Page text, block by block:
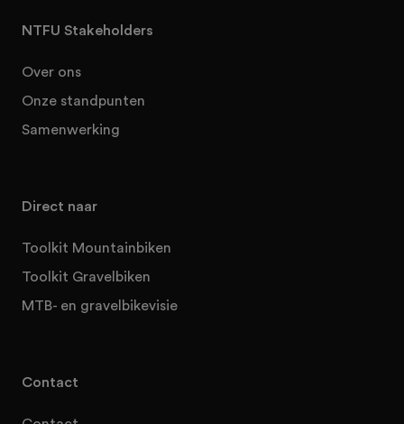
NTFU Stakeholders
Over ons
Onze standpunten
Samenwerking
Direct naar
Toolkit Mountainbiken
Toolkit Gravelbiken
MTB- en gravelbikevisie
Contact